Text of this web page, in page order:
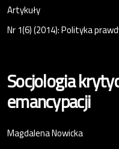
Artykuły
Nr 1(6) (2014): Polityka
Socjologia
emancypacji
Magdalena Nowicka